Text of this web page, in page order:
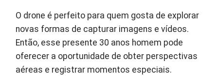
O drone é perfeito para quem gosta de explorar
novas formas de capturar imagens e vídeos.
Então, esse presente 30 anos homem pode
oferecer a oportunidade de obter perspectivas
aéreas e registrar momentos especiais.